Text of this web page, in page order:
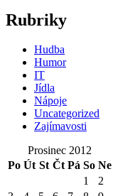
Rubriky
Hudba
Humor
IT
Jídla
Nápoje
Uncategorized
Zajímavosti
Prosinec 2012
Po Út St Čt Pá So Ne
1
2